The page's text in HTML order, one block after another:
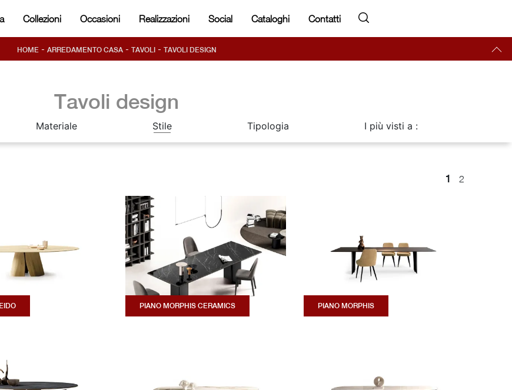
Collezioni Occasioni Realizzazioni Social Cataloghi Contatti
HOME - ARREDAMENTO CASA- TAVOLI- TAVOLI DESIGN
Tavoli design
Materiale Stile Tipologia I più visti a :
1 2
PIANO MORPHIS CERAMICS PIANO MORPHIS